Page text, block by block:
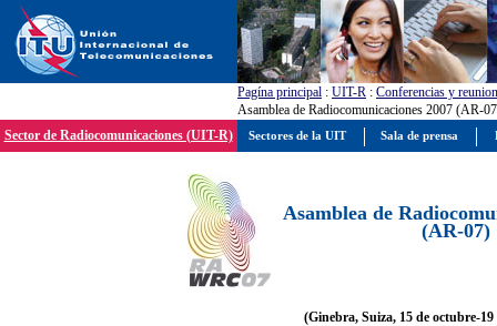
Pagína principal : UIT-R : Conferencias y
Asamblea de Radiocomunicaciones 2007 (AR-
Sector de Radiocomunicaciones (UIT-R)
Asamblea de
(AR-07)
(Ginebra, Suiza, 15 de octubre-19
Sectores de la UIT Sala de prensa